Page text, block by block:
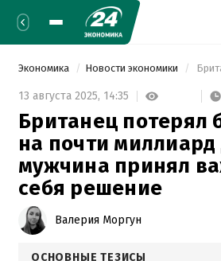
Экономика Новости экономики
13 августа 2025, 14:35
Британец потерял
на почти
мужчина принял
себя решение
Валерия Моргун
ОСНОВНЫЕ ТЕЗИСЫ